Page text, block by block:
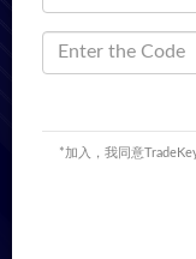
*加入，我同意
610 Nathan